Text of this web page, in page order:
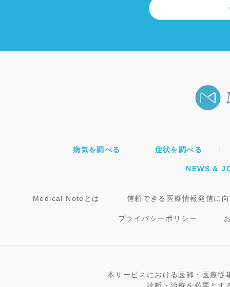
病気を調べる 症状を調べる
NEWS &
Medical Noteとは 信頼できる医療情報発信に
プライバシーポリシー
本サービスにおける医師・医療従
診断・治療を必要とす